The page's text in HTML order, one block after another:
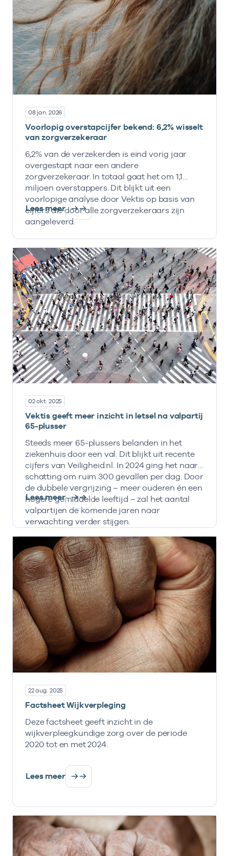
08 jan. 2026
Voorlopig overstapcijfer bekend: 6,2% wisselt
van zorgverzekeraar
6,2% van de verzekerden is eind vorig jaar
overgestapt naar een andere
zorgverzekeraar. In totaal gaat het om 1,1
miljoen overstappers. Dit blijkt uit een
voorlopige analyse door Vektis op basis van
cijfers die door alle zorgverzekeraars zijn
aangeleverd.
Lees meer
02 okt. 2025
Vektis geeft meer inzicht in letsel na valpartij
65-plusser
Steeds meer 65-plussers belanden in het
ziekenhuis door een val. Dit blijkt uit recente
cijfers van Veiligheid.nl. In 2024 ging het naar
schatting om ruim 300 gevallen per dag. Door
de dubbele vergrijzing – meer ouderen én een
hogere gemiddelde leeftijd – zal het aantal
valpartijen de komende jaren naar
verwachting verder stijgen.
Lees meer
22 aug. 2025
Factsheet Wijkverpleging
Deze factsheet geeft inzicht in de
wijkverpleegkundige zorg over de periode
2020 tot en met 2024.
Lees meer